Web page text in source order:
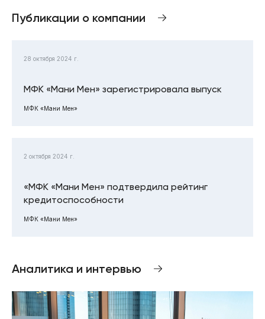
Публикации о компании
28 октября 2024 г.
МФК «Мани Мен» зарегистрировала выпуск
МФК «Мани Мен»
2 октября 2024 г.
«МФК «Мани Мен» подтвердила рейтинг
кредитоспособности
МФК «Мани Мен»
Аналитика и интервью